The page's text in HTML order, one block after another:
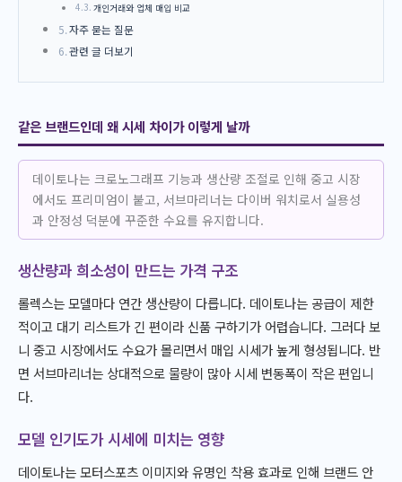
개인거래와 업체 매입 비교
자주 묻는 질문
관련 글 더보기
같은 브랜드인데 왜 시세 차이가 이렇게 날까
데이토나는 크로노그래프 기능과 생산량 조절로 인해 중고 시장
에서도 프리미엄이 붙고, 서브마리너는 다이버 워치로서 실용성
과 안정성 덕분에 꾸준한 수요를 유지합니다.
생산량과 희소성이 만드는 가격 구조
롤렉스는 모델마다 연간 생산량이 다릅니다. 데이토나는 공급이 제한
적이고 대기 리스트가 긴 편이라 신품 구하기가 어렵습니다. 그러다 보
니 중고 시장에서도 수요가 몰리면서 매입 시세가 높게 형성됩니다. 반
면 서브마리너는 상대적으로 물량이 많아 시세 변동폭이 작은 편입니
다.
모델 인기도가 시세에 미치는 영향
데이토나는 모터스포츠 이미지와 유명인 착용 효과로 인해 브랜드 안